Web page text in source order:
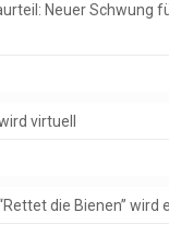
Neuer Schwung
virtuell
die Bienen” wird